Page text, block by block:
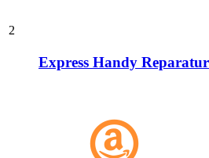
2
Express Handy Reparatur